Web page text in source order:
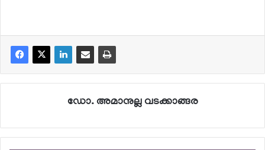
ഡോ. അമാനുല്ല വടക്കാങ്ങര